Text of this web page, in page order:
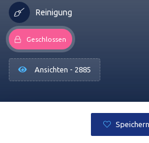
Reinigung
Geschlossen
Ansichten - 2885
Speichern